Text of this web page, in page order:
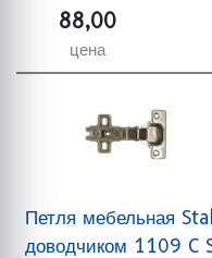
88,00
цена
Петля мебельная
доводчиком 1109